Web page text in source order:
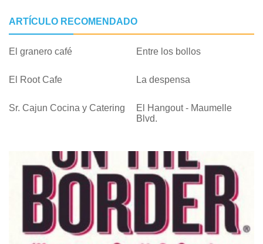
ARTÍCULO RECOMENDADO
El granero café Entre los bollos
El Root Cafe La despensa
Sr. Cajun Cocina y Catering
El Hangout - Maumelle
Blvd.